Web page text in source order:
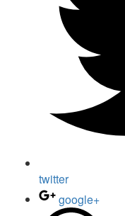
twitter
google+